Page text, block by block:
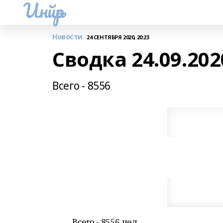
Инйәр
Новости 24 СЕНТЯБРЯ 2020, 20:23
Сводка
Всего - 8556